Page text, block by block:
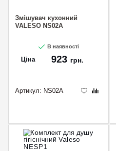
Змішувач кухонний
VALESO NS02A
В наявності
Ціна 923 грн.
Артикул: NS02A